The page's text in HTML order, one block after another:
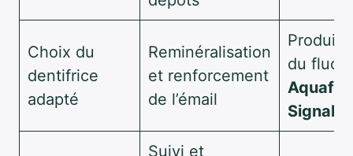
Choix du
dentifrice
adapté
Reminéralisation
et renforcement
de l’émail
du
Signal
Suivi et